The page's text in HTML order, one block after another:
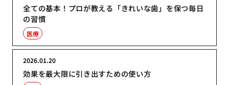
全ての基本！プロが教える「きれいな歯」を保つ毎日
の習慣
医療
効果を最大限に引き出すための使い方
2026.01.20